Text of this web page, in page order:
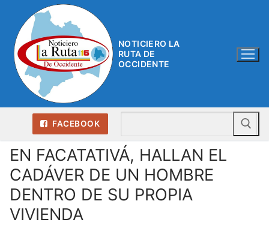
contenido
NOTICIERO LA
RUTA DE
OCCIDENTE
FACEBOOK
EN FACATATIVÁ, HALLAN EL
CADÁVER DE UN HOMBRE
DENTRO DE SU PROPIA
VIVIENDA